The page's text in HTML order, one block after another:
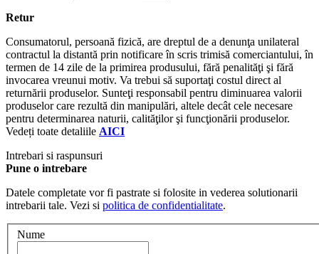
Retur
Consumatorul, persoană fizică, are dreptul de a denunţa unilateral
contractul la distantă prin notificare în scris trimisă comerciantului, în
termen de 14 zile de la primirea produsului, fără penalităţi şi fără
invocarea vreunui motiv. Va trebui să suportaţi costul direct al
returnării produselor. Sunteţi responsabil pentru diminuarea valorii
produselor care rezultă din manipulări, altele decât cele necesare
pentru determinarea naturii, calităţilor şi funcţionării produselor.
Vedeți toate detaliile AICI
Intrebari si raspunsuri
Pune o intrebare
Datele completate vor fi pastrate si folosite in vederea solutionarii
intrebarii tale. Vezi si politica de confidentialitate.
Nume